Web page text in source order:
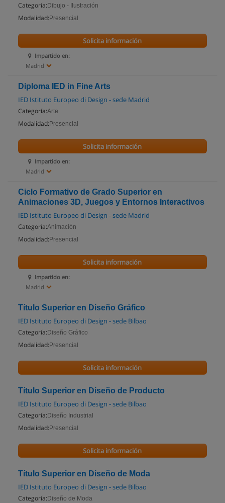
Categoría: Dibujo - Ilustración
Modalidad: Presencial
Impartido en:
Madrid
Solicita información
Diploma IED in Fine Arts
IED Istituto Europeo di Design - sede Madrid
Categoría:Arte
Modalidad: Presencial
Impartido en:
Madrid
Solicita información
Ciclo Formativo de Grado Superior en
Animaciones 3D, Juegos y Entornos Interactivos
IED Istituto Europeo di Design - sede Madrid
Categoría:Animación
Modalidad: Presencial
Impartido en:
Madrid
Solicita información
Título Superior en Diseño Gráfico
IED Istituto Europeo di Design - sede Bilbao
Categoría: Diseño Gráfico
Modalidad: Presencial
Solicita información
Título Superior en Diseño de Producto
IED Istituto Europeo di Design - sede Bilbao
Categoría: Diseño Industrial
Modalidad: Presencial
Solicita información
Título Superior en Diseño de Moda
IED Istituto Europeo di Design - sede Bilbao
Categoría: Diseño de Moda